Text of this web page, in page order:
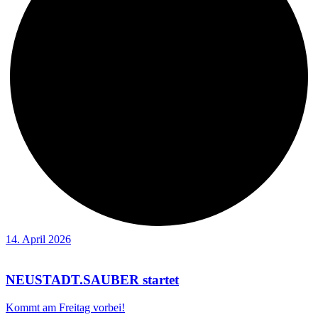
14. April 2026
NEUSTADT.SAUBER startet
Kommt am Freitag vorbei!